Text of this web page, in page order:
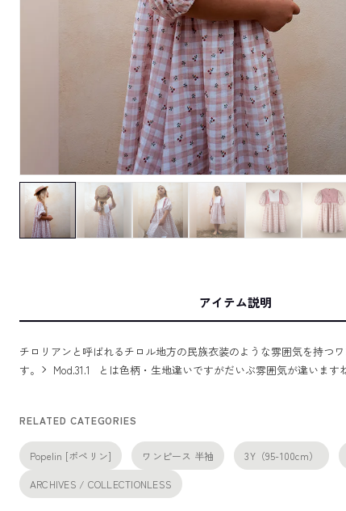
アイテム説明
チロリアンと呼ばれるチロル地方の民族衣装のような雰囲気を持つ
す。
Mod.31.1 とは色柄・生地違いですがだいぶ雰囲気が違います
RELATED CATEGORIES
Popelin [ポペリン] ワンピース 半袖 3Y（95-100cm）
ARCHIVES / COLLECTIONLESS